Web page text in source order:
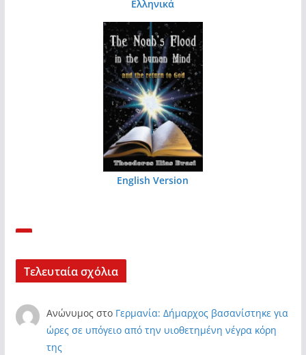
Ελληνικά
English Version
Τελευταία σχόλια
Ανώνυμος στο Γερμανία: Δήμαρχος βασανίστηκε για
ώρες σε υπόγειο από την υιοθετημένη νέγρα κόρη
της